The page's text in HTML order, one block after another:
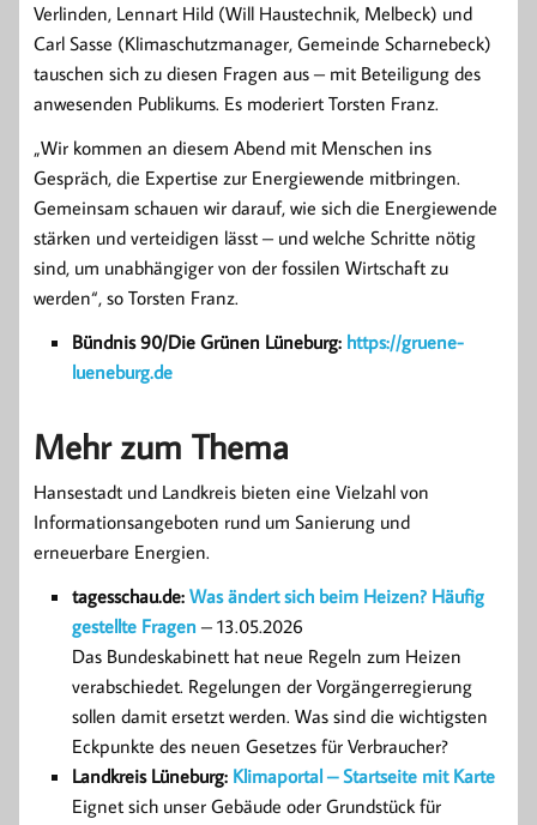
Verlinden, Lennart Hild (Will Haustechnik, Melbeck) und
Carl Sasse (Klimaschutzmanager, Gemeinde Scharnebeck)
tauschen sich zu diesen Fragen aus – mit Beteiligung des
anwesenden Publikums. Es moderiert Torsten Franz.
„Wir kommen an diesem Abend mit Menschen ins
Gespräch, die Expertise zur Energiewende mitbringen.
Gemeinsam schauen wir darauf, wie sich die Energiewende
stärken und verteidigen lässt – und welche Schritte nötig
sind, um unabhängiger von der fossilen Wirtschaft zu
werden“, so Torsten Franz.
Bündnis 90/Die Grünen Lüneburg: https://gruene-
lueneburg.de
Mehr zum Thema
Hansestadt und Landkreis bieten eine Vielzahl von
Informationsangeboten rund um Sanierung und
erneuerbare Energien.
tagesschau.de: Was ändert sich beim Heizen? Häufig
gestellte Fragen – 13.05.2026
Das Bundeskabinett hat neue Regeln zum Heizen
verabschiedet. Regelungen der Vorgängerregierung
sollen damit ersetzt werden. Was sind die wichtigsten
Eckpunkte des neuen Gesetzes für Verbraucher?
Landkreis Lüneburg: Klimaportal – Startseite mit Karte
Eignet sich unser Gebäude oder Grundstück für